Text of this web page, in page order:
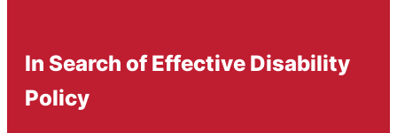
In Search of Effective Disability
Policy